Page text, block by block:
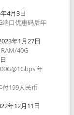
4月3日
端口优惠码后年
年1月27日
40G
年
付199人民币
年12月11日